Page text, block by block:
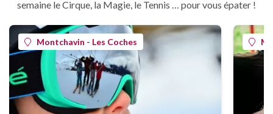
semaine le Cirque, la Magie, le Tennis … pour vous épater !
Montchavin - Les Coches